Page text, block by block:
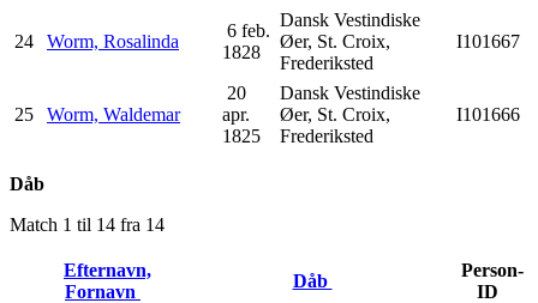
24 Worm, Rosalinda
6 feb.
1828
Dansk Vestindiske
Øer, St. Croix,
Frederiksted
I101667
25 Worm, Waldemar
20
apr.
1825
Dansk Vestindiske
Øer, St. Croix,
Frederiksted
I101666
Dåb
Match 1 til 14 fra 14
Efternavn,
Fornavn
Dåb
Person-
ID